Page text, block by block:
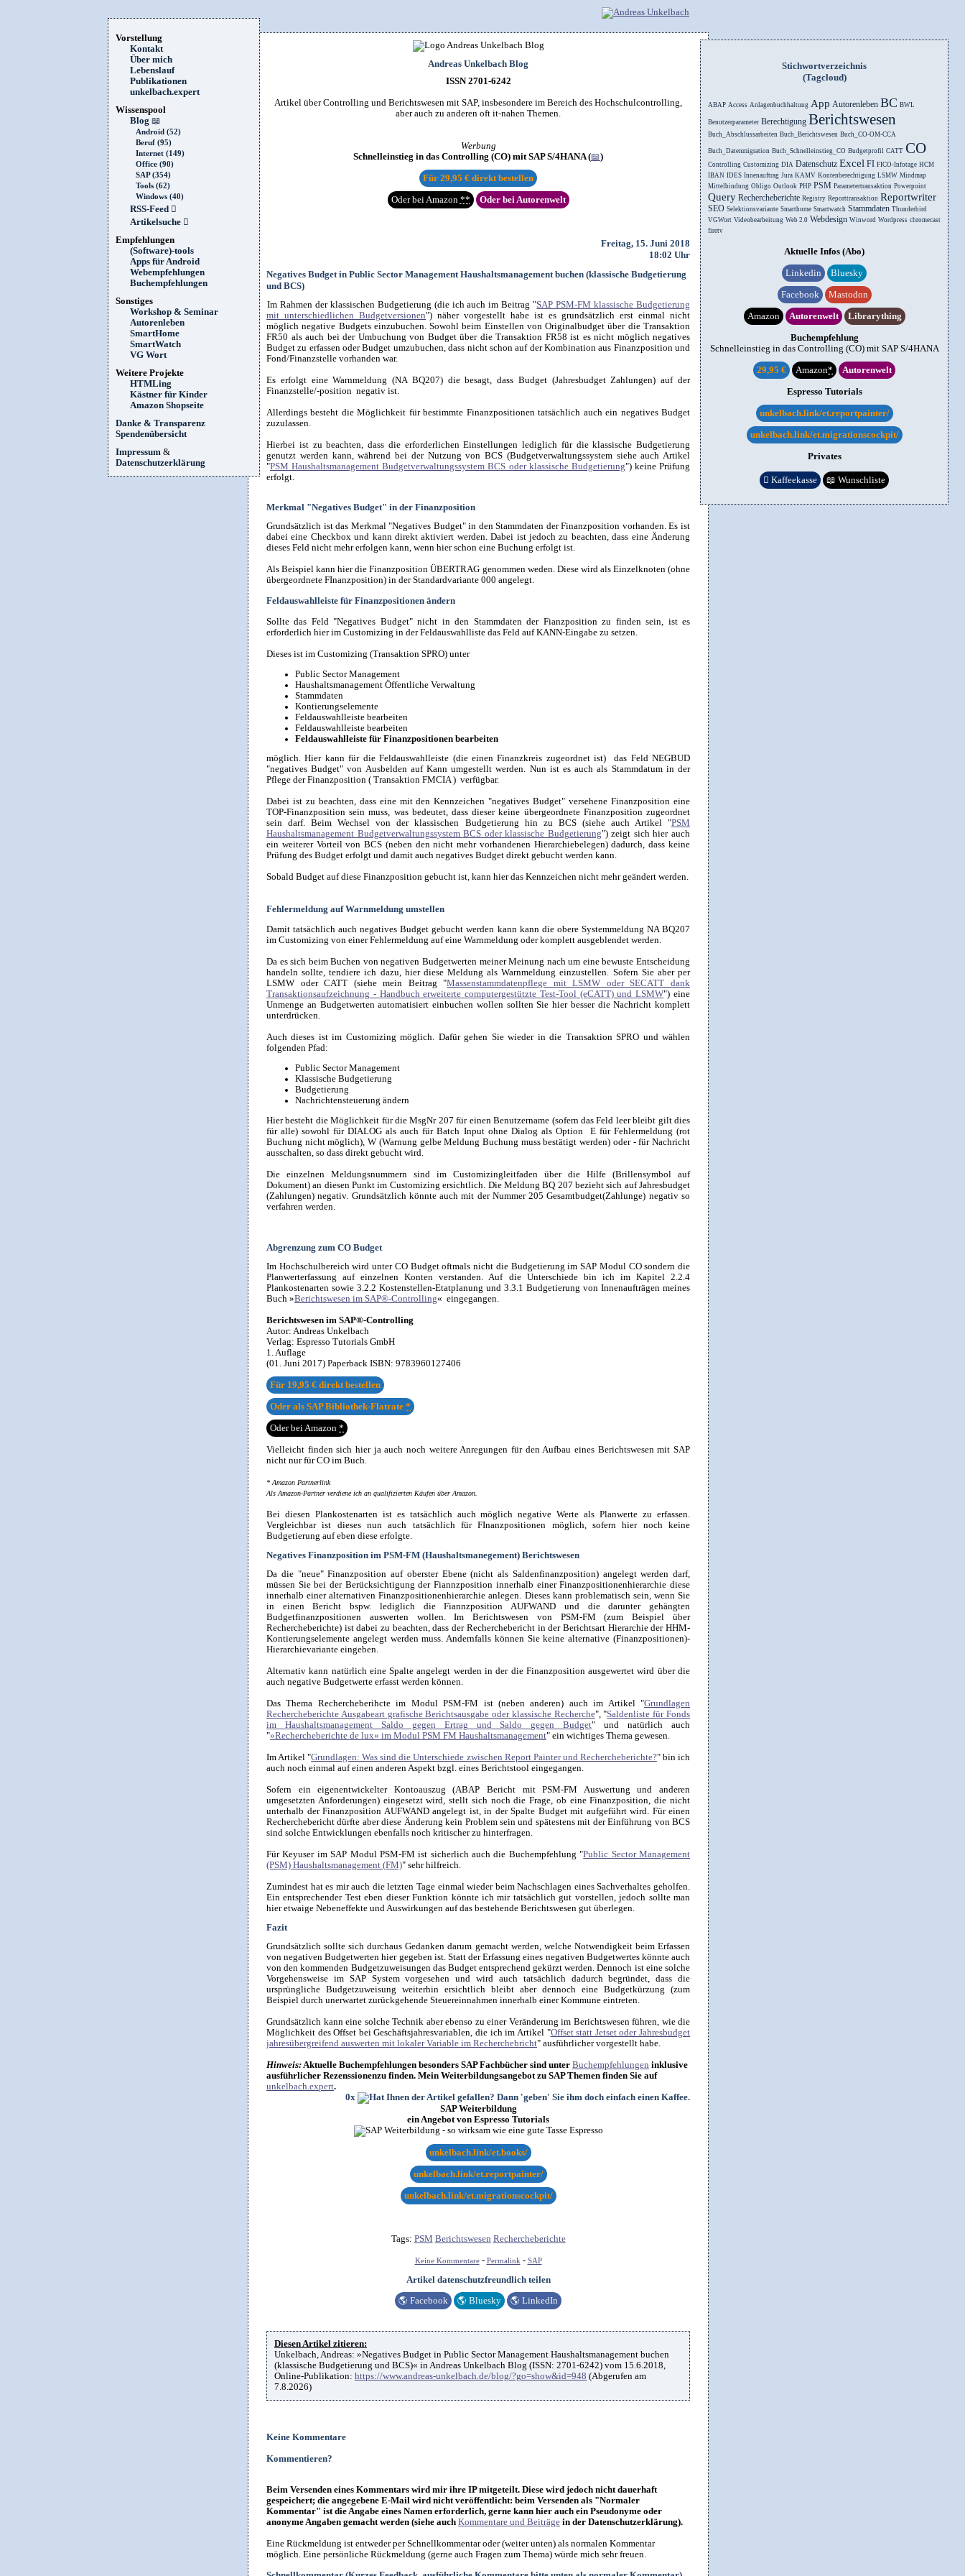
Vorstellung
Kontakt
Über mich
Lebenslauf
Publikationen
unkelbach.expert
Wissenspool
Blog 📖
Android (52)
Beruf (95)
Internet (149)
Office (90)
SAP (354)
Tools (62)
Windows (40)
RSS-Feed 
Artikelsuche 
Empfehlungen
(Software)-tools
Apps für Android
Webempfehlungen
Buchempfehlungen
Sonstiges
Workshop & Seminar
Autorenleben
SmartHome
SmartWatch
VG Wort
Weitere Projekte
HTMLing
Kästner für Kinder
Amazon Shopseite
Danke & Transparenz
Spendenübersicht
Impressum &
Datenschutzerklärung
Andreas Unkelbach Blog
ISSN 2701-6242
Artikel über Controlling und Berichtswesen mit SAP, insbesondere im Bereich des Hochschulcontrolling,
aber auch zu anderen oft it-nahen Themen.
Werbung
Schnelleinstieg in das Controlling (CO) mit SAP S/4HANA (📖)
Für 29,95 € direkt bestellen
Oder bei Amazon ** Oder bei Autorenwelt
Freitag, 15. Juni 2018
18:02 Uhr
Negatives Budget in Public Sector Management Haushaltsmanagement buchen (klassische Budgetierung
und BCS)
Im Rahmen der klassischen Budgetierung (die ich auch im Beitrag "SAP PSM-FM klassische Budgetierung
mit unterschiedlichen Budgetversionen") näher vorgestellt habe ist es grundsätzlich erst einmal nicht
möglich negative Budgets einzubuchen. Sowohl beim Einstellen von Originalbudget über die Transaktion
FR50 als auch bei der Umbuchung von Budget über die Transaktion FR58 ist es nicht möglich negatives
Budget zu erfassen oder Budget umzubuchen, dass nicht schon auf der Kombination aus Finanzposition und
Fond/Finanzstelle vorhanden war.
Es erfolgt eine Warnmeldung (NA BQ207) die besagt, dass Budget (Jahresbudget Zahlungen) auf der
Finanzstelle/-position negativ ist.
Allerdings besteht die Möglichkeit für bestimmte Finanzpositionen tatsächlich auch ein negatives Budget
zuzulassen.
Hierbei ist zu beachten, dass die erforderlichen Einstellungen lediglich für die klassische Budgetierung
genutzt werden kann, während bei der Nutzung von BCS (Budgetverwaltungssystem siehe auch Artikel
"PSM Haushaltsmanagement Budgetverwaltungssystem BCS oder klassische Budgetierung") keine Prüfung
erfolgt.
Merkmal "Negatives Budget" in der Finanzposition
Grundsätzlich ist das Merkmal "Negatives Budget" in den Stammdaten der Finanzposition vorhanden. Es ist
dabei eine Checkbox und kann direkt aktiviert werden. Dabei ist jedoch zu beachten, dass eine Änderung
dieses Feld nicht mehr erfolgen kann, wenn hier schon eine Buchung erfolgt ist.
Als Beispiel kann hier die Finanzposition ÜBERTRAG genommen weden. Diese wird als Einzelknoten (ohne
übergeordnete FInanzposition) in der Standardvariante 000 angelegt.
Feldauswahlleiste für Finanzpositionen ändern
Sollte das Feld "Negatives Budget" nicht in den Stammdaten der Fianzposition zu finden sein, ist es
erforderlich hier im Customizing in der Feldauswahlliste das Feld auf KANN-Eingabe zu setzen.
Dieses ist im Customizing (Transaktion SPRO) unter
Public Sector Management
Haushaltsmanagement Öffentliche Verwaltung
Stammdaten
Kontierungselemente
Feldauswahlleiste bearbeiten
Feldauswahlleiste bearbeiten
Feldauswahlleiste für Finanzpositionen bearbeiten
möglich. Hier kann für die Feldauswahlleiste (die einen Finanzkreis zugeordnet ist) das Feld NEGBUD
"negatives Budget" von Ausbelden auf Kann umgestellt werden. Nun ist es auch als Stammdatum in der
Pflege der Finanzposition ( Transaktion FMCIA ) verfügbar.
Dabei ist zu beachten, dass eine mit den Kennzeichen "negatives Budget" versehene Finanzposition eine
TOP-Finanzposition sein muss, was bedeutet, dass dieser keine übergeordnete Finanzposition zugeordnet
sein darf. Beim Wechsel von der klassischen Budgetierung hin zu BCS (siehe auch Artikel "PSM
Haushaltsmanagement Budgetverwaltungssystem BCS oder klassische Budgetierung") zeigt sich hier auch
ein weiterer Vorteil von BCS (neben den nicht mehr vorhandenen Hierarchiebelegen) dadurch, dass keine
Prüfung des Budget erfolgt und damit auch negatives Budget direkt gebucht werden kann.
Sobald Budget auf diese Finanzposition gebucht ist, kann hier das Kennzeichen nicht mehr geändert werden.
Fehlermeldung auf Warnmeldung umstellen
Damit tatsächlich auch negatives Budget gebucht werden kann kann die obere Systemmeldung NA BQ207
im Customizing von einer Fehlermeldung auf eine Warnmeldung oder komplett ausgeblendet werden.
Da es sich beim Buchen von negativen Budgetwerten meiner Meinung nach um eine bewuste Entscheidung
handeln sollte, tendiere ich dazu, hier diese Meldung als Warnmeldung einzustellen. Sofern Sie aber per
LSMW oder CATT (siehe mein Beitrag "Massenstammdatenpflege mit LSMW oder SECATT dank
Transaktionsaufzeichnung - Handbuch erweiterte computergestützte Test-Tool (eCATT) und LSMW") eine
Unmenge an Budgetwerten automatisiert einbuchen wollen sollten Sie hier besser die Nachricht komplett
unterdrücken.
Auch dieses ist im Customizing möglich. Dafür gehen Sie wieder in die Transaktion SPRO und wählen
folgenden Pfad:
Public Sector Management
Klassische Budgetierung
Budgetierung
Nachrichtensteuerung ändern
Hier besteht die Möglichkeit für die MsgNr 207 für einen Benutzername (sofern das Feld leer bleibt gilt dies
für alle) sowohl für DIALOG als auch für Batch Input ohne Dialog als Option E für Fehlermeldung (rot
Buchung nicht möglich), W (Warnung gelbe Meldung Buchung muss bestätigt werden) oder - für Nachricht
ausschalten, so dass direkt gebucht wird.
Die einzelnen Meldungsnummern sind im Customizingleitfaden über die Hilfe (Brillensymbol auf
Dokument) an diesen Punkt im Customizing ersichtlich. Die Meldung BQ 207 bezieht sich auf Jahresbudget
(Zahlungen) negativ. Grundsätzlich könnte auch mit der Nummer 205 Gesamtbudget(Zahlunge) negativ so
verfahren werden.
Abgrenzung zum CO Budget
Im Hochschulbereich wird unter CO Budget oftmals nicht die Budgetierung im SAP Modul CO sondern die
Planwerterfassung auf einzelnen Konten verstanden. Auf die Unterschiede bin ich im Kapitel 2.2.4
Plankostenarten sowie 3.2.2 Kostenstellen-Etatplanung und 3.3.1 Budgetierung von Innenaufträgen meines
Buch »Berichtswesen im SAP®-Controlling« eingegangen.
Berichtswesen im SAP®-Controlling
Autor: Andreas Unkelbach
Verlag: Espresso Tutorials GmbH
1. Auflage
(01. Juni 2017) Paperback ISBN: 9783960127406
Für 19,95 € direkt bestellen
Oder als SAP Bibliothek-Flatrate *
Oder bei Amazon *
Vielleicht finden sich hier ja auch noch weitere Anregungen für den Aufbau eines Berichtswesen mit SAP
nicht nur für CO im Buch.
* Amazon Partnerlink
Als Amazon-Partner verdiene ich an qualifizierten Käufen über Amazon.
Bei diesen Plankostenarten ist es tatsächlich auch möglich negative Werte als Planwerte zu erfassen.
Vergleichbar ist dieses nun auch tatsächlich für FInanzpositionen möglich, sofern hier noch keine
Budgetierung auf eben diese erfolgte.
Negatives Finanzposition im PSM-FM (Haushaltsmanegement) Berichtswesen
Da die "neue" Finanzposition auf oberster Ebene (nicht als Saldenfinanzposition) angelegt werden darf,
müssen Sie bei der Berücksichtigung der Fiannzposition innerhalb einer Finanzpositionenhierarchie diese
innerhalb einer alternativen Finanzpositionenhierarchie anlegen. Dieses kann problematisch sein, wenn Sie
in einen Bericht bspw. lediglich die Fiannzposition AUFWAND und die darunter gehängten
Budgetfinanzpositionen auswerten wollen. Im Berichtswesen von PSM-FM (zum Beispiel über
Rechercheberichte) ist dabei zu beachten, dass der Recherchebericht in der Berichtsart Hierarchie der HHM-
Kontierungselemente angelegt werden muss. Andernfalls können Sie keine alternative (Finanzpositionen)-
Hierarchievariante eingeben.
Alternativ kann natürlich eine Spalte angelegt werden in der die Finanzposition ausgewertet wird über die
auch negative Budgetwerte erfasst werden können.
Das Thema Rechercheberihcte im Modul PSM-FM ist (neben anderen) auch im Artikel "Grundlagen
Rechercheberichte Ausgabeart grafische Berichtsausgabe oder klassische Recherche", "Saldenliste für Fonds
im Haushaltsmanagement Saldo gegen Ertrag und Saldo gegen Budget" und natürlich auch
"»Rechercheberichte de lux« im Modul PSM FM Haushaltsmanagement" ein wichtiges Thema gewesen.
Im Artikel "Grundlagen: Was sind die Unterschiede zwischen Report Painter und Rechercheberichte?" bin ich
auch noch einmal auf einen anderen Aspekt bzgl. eines Berichtstool eingegangen.
Sofern ein eigenentwickelter Kontoauszug (ABAP Bericht mit PSM-FM Auswertung und anderen
umgesetzten Anforderungen) eingesetzt wird, stellt sich noch die Frage, ob eine Finanzposition, die nicht
unterhalb der Finanzposition AUFWAND angelegt ist, in der Spalte Budget mit aufgeführt wird. Für einen
Recherchebericht dürfte aber diese Änderung kein Problem sein und spätestens mit der Einführung von BCS
sind solche Entwicklungen ebenfalls noch kritischer zu hinterfragen.
Für Keyuser im SAP Modul PSM-FM ist sicherlich auch die Buchempfehlung "Public Sector Management
(PSM) Haushaltsmanagement (FM)" sehr hilfreich.
Zumindest hat es mir auch die letzten Tage einmal wieder beim Nachschlagen eines Sachverhaltes geholfen.
Ein entsprechender Test eben dieser Funktion könnte ich mir tatsächlich gut vorstellen, jedoch sollte man
hier etwaige Nebeneffekte und Auswirkungen auf das bestehende Berichtswesen gut überlegen.
Fazit
Grundsätzlich sollte sich durchaus Gedanken darum gemacht werden, welche Notwendigkeit beim Erfassen
von negativen Budgetwerten hier gegeben ist. Statt der Erfassung eines negativen Budgetwertes könnte auch
von den kommenden Budgetzuweisungen das Budget entsprechend gekürzt werden. Dennoch ist eine solche
Vorgehensweise im SAP System vorgesehen und wird auch tatsächlich dadurch begründet, dass die
ursprüngliche Budgetzuweisung weiterhin ersichtlich bleibt aber dennoch eine Budgetkürzung (zum
Beispiel durch unerwartet zurückgehende Steuereinnahmen innerhalb einer Kommune eintreten.
Grundsätzlich kann eine solche Technik aber ebenso zu einer Veränderung im Berichtswesen führen, wie die
Möglichkeit des Offset bei Geschäftsjahresvariablen, die ich im Artikel "Offset statt Jetset oder Jahresbudget
jahresübergreifend auswerten mit lokaler Variable im Recherchebricht" ausführlicher vorgestellt habe.
Hinweis:Aktuelle Buchempfehlungen besonders SAP Fachbücher sind unter Buchempfehlungen inklusive
ausführlicher Rezenssionenzu finden. Mein Weiterbildungsangebot zu SAP Themen finden Sie auf
unkelbach.expert.
0x
SAP Weiterbildung
ein Angebot von Espresso Tutorials
unkelbach.link/et.books/
unkelbach.link/et.reportpainter/
unkelbach.link/et.migrationscockpit/
Tags: PSM Berichtswesen Rechercheberichte
Keine Kommentare- Permalink- SAP
Artikel datenschutzfreundlich teilen
🌎 Facebook 🌎 Bluesky 🌎 LinkedIn
Diesen Artikel zitieren:
Unkelbach, Andreas: »Negatives Budget in Public Sector Management Haushaltsmanagement buchen
(klassische Budgetierung und BCS)« in Andreas Unkelbach Blog (ISSN: 2701-6242) vom 15.6.2018,
Online-Publikation: https://www.andreas-unkelbach.de/blog/?go=show&id=948 (Abgerufen am
7.8.2026)
Keine Kommentare
Kommentieren?
Beim Versenden eines Kommentars wird mir ihre IP mitgeteilt. Diese wird jedoch nicht dauerhaft
gespeichert; die angegebene E-Mail wird nicht veröffentlicht: beim Versenden als "Normaler
Kommentar" ist die Angabe eines Namen erforderlich, gerne kann hier auch ein Pseudonyme oder
anonyme Angaben gemacht werden (siehe auch Kommentare und Beiträge in der Datenschutzerklärung).
Eine Rückmeldung ist entweder per Schnellkommentar oder (weiter unten) als normalen Kommentar
möglich. Eine persönliche Rückmeldung (gerne auch Fragen zum Thema) würde mich sehr freuen.
Stichwortverzeichnis
(Tagcloud)
ABAP Access Anlagenbuchhaltung App Autorenleben BC BWL
Benutzerparameter Berechtigung Berichtswesen
Buch_Abschlussarbeiten Buch_Berichtswesen Buch_CO-OM-CCA
Buch_Datenmigration Buch_Schnelleinstieg_CO Budgetprofil CATT CO
Controlling Customizing DIA Datenschutz Excel FI FICO-Infotage HCM
IBAN IDES Innenauftrag Jura KAMV Kontenberechtigung LSMW Mindmap
Mittelbindung Obligo Outlook PHP PSM Parametertransaktion Powerpoint
Query Rechercheberichte Registry Reporttransaktion Reportwriter
SEO Selektionsvariante Smarthome Smartwatch Stammdaten Thunderbird
VGWort Videobearbeitung Web 2.0 Webdesign Winword Wordpress chromecast
firetv
Aktuelle Infos (Abo)
Linkedin Bluesky
Facebook Mastodon
Amazon Autorenwelt Librarything
Buchempfehlung
Schnelleinstieg in das Controlling (CO) mit SAP S/4HANA
29,95 € Amazon* Autorenwelt
Espresso Tutorials
unkelbach.link/et.reportpainter/
unkelbach.link/et.migrationscockpit/
Privates
 Kaffeekasse 📖 Wunschliste